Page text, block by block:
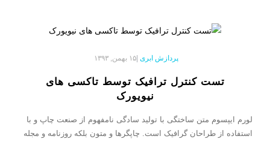
پردازش ابری ۱۵ بهمن, ۱۳۹۳
تست کنترل ترافیک توسط تاکسی های
نیویورک
لورم ایپسوم متن ساختگی با تولید سادگی نامفهوم از صنعت چاپ و با
استفاده از طراحان گرافیک است. چاپگرها و متون بلکه روزنامه و مجله